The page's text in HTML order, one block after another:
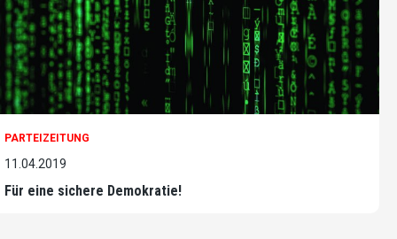
PARTEIZEITUNG
11.04.2019
Für eine sichere Demokratie!